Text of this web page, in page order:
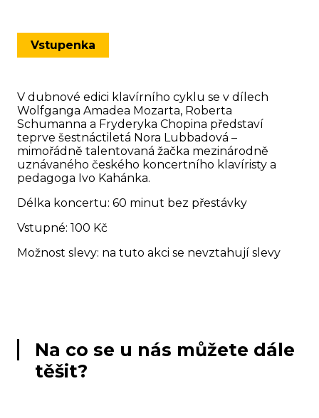
Vstupenka
V dubnové edici klavírního cyklu se v dílech
Wolfganga Amadea Mozarta, Roberta
Schumanna a Fryderyka Chopina představí
teprve šestnáctiletá Nora Lubbadová –
mimořádně talentovaná žačka mezinárodně
uznávaného českého koncertního klavíristy a
pedagoga Ivo Kahánka.
Délka koncertu: 60 minut bez přestávky
Vstupné: 100 Kč
Možnost slevy: na tuto akci se nevztahují slevy
Na co se u nás můžete dále
těšit?